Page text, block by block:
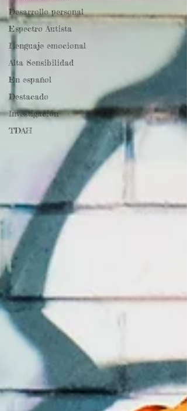
Desarrollo personal
Espectro Autista
Lenguaje emocional
Alta Sensibilidad
En español
Destacado
Investigación
TDAH